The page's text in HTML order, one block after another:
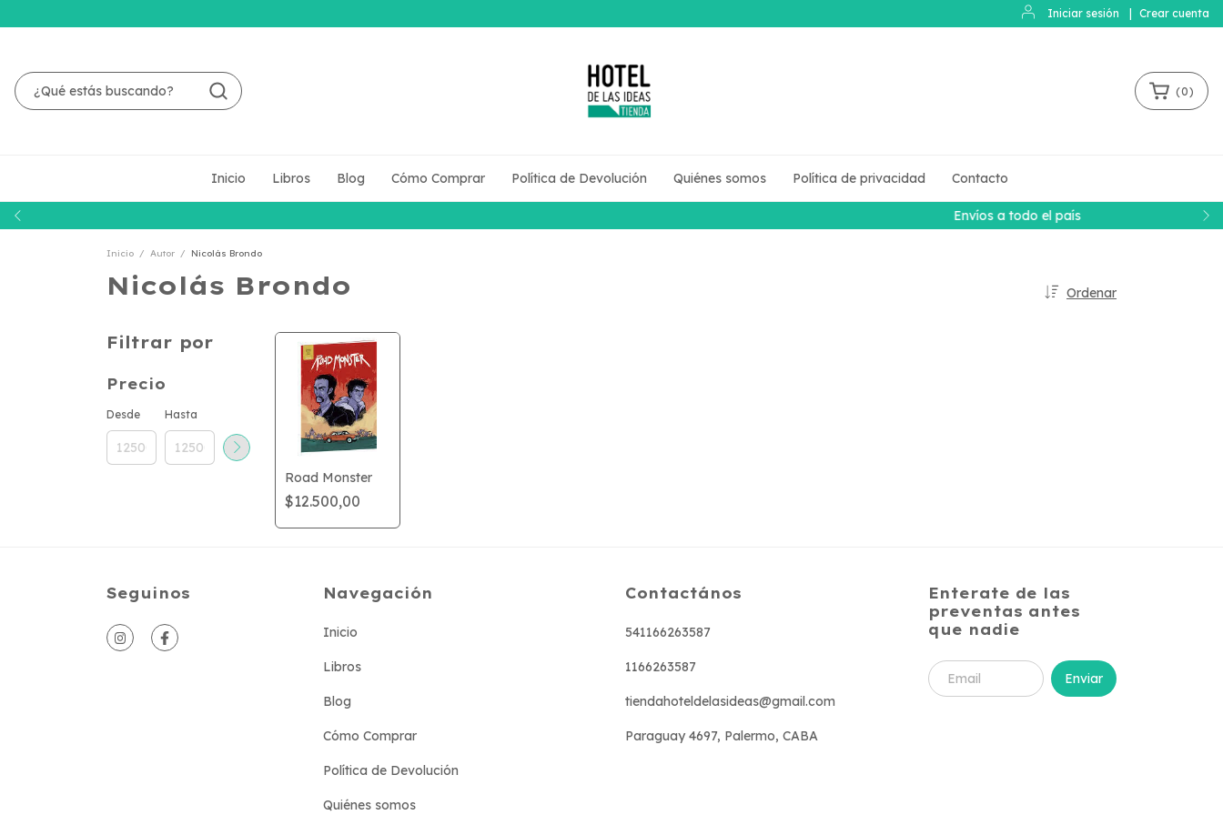
Iniciar sesión Crear cuenta
(0)
Inicio Libros Blog Cómo Comprar Política de Devolución Quiénes somos Política de privacidad Contacto
Inicio / Autor / Nicolás Brondo
Nicolás Brondo Ordenar
Filtrar por
Precio
Desde Hasta
Road Monster
$12.500,00
Seguinos Navegación
Inicio
Libros
Blog
Cómo Comprar
Política de Devolución
Quiénes somos
Contactános
541166263587
1166263587
tiendahoteldelasideas@gmail.com
Paraguay 4697, Palermo, CABA
Enterate de las
preventas antes
que nadie